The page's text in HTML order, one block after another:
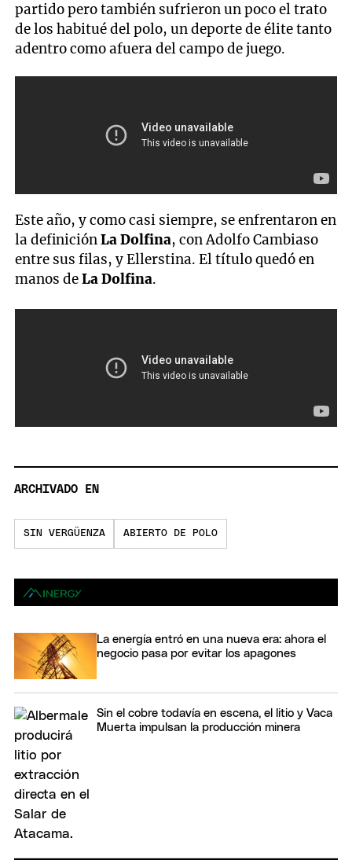
partido pero también sufrieron un poco el trato
de los habitué del polo, un deporte de élite tanto
adentro como afuera del campo de juego.
Este año, y como casi siempre, se enfrentaron en
la definiciónLa Dolfina, con Adolfo Cambiaso
entre sus filas, y Ellerstina. El título quedó en
manos deLa Dolfina.
ARCHIVADO EN
SIN VERGÜENZA ABIERTO DE POLO
La energía entró en una nueva era: ahora el
negocio pasa por evitar los apagones
Sin el cobre todavía en escena, el litio y Vaca
Muerta impulsan la producción minera